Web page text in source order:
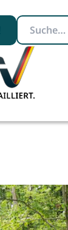
Suchbegriff